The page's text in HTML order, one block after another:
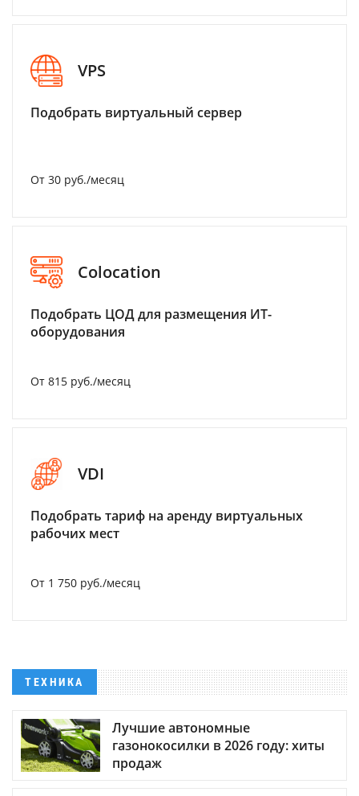
VPS
Подобрать виртуальный сервер
От 30 руб./месяц
Colocation
Подобрать ЦОД для размещения ИТ-
оборудования
От 815 руб./месяц
VDI
Подобрать тариф на аренду виртуальных
рабочих мест
От 1 750 руб./месяц
ТЕХНИКА
Лучшие автономные
газонокосилки в 2026 году: хиты
продаж